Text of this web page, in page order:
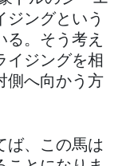
ジングという
る。そう考え
イジングを相
側へ向かう方
ば、この馬は